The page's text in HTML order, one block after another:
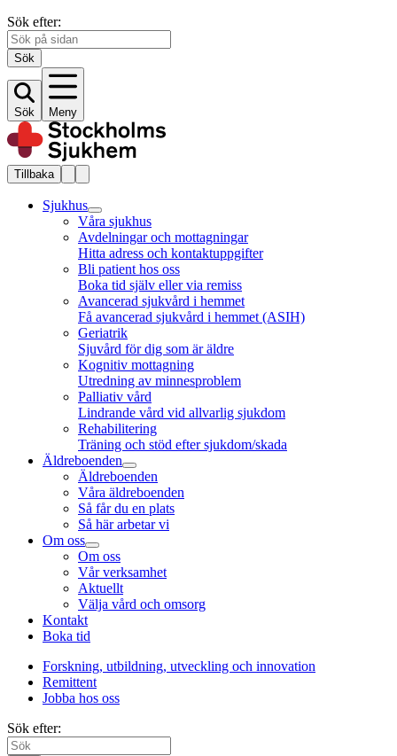
Sök efter:
Sök
Sök Meny
Tillbaka
Sjukhus
Våra sjukhus
Avdelningar och mottagningar
Hitta adress och kontaktuppgifter
Bli patient hos oss
Boka tid själv eller via remiss
Avancerad sjukvård i hemmet
Få avancerad sjukvård i hemmet (ASIH)
Geriatrik
Sjuvård för dig som är äldre
Kognitiv mottagning
Utredning av minnesproblem
Palliativ vård
Lindrande vård vid allvarlig sjukdom
Rehabilitering
Träning och stöd efter sjukdom/skada
Äldreboenden
Äldreboenden
Våra äldreboenden
Så får du en plats
Så här arbetar vi
Om oss
Om oss
Vår verksamhet
Aktuellt
Välja vård och omsorg
Kontakt
Boka tid
Forskning, utbildning, utveckling och innovation
Remittent
Jobba hos oss
Sök efter: